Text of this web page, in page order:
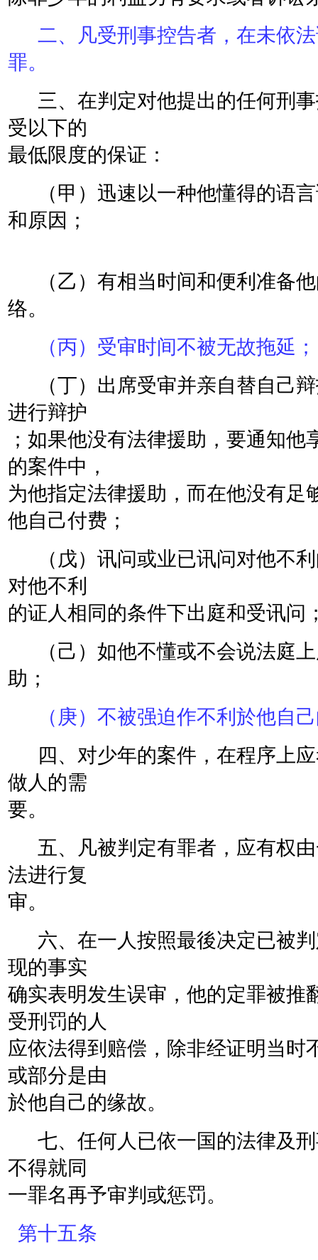
二、凡受刑事控告者，在未依法
罪。
三、在判定对他提出的任何刑事
受以下的
最低限度的保证：
（甲）迅速以一种他懂得的语言
和原因；
（乙）有相当时间和便利准备他
络。
（丙）受审时间不被无故拖延；
（丁）出席受审并亲自替自己辩
进行辩护
；如果他没有法律援助，要通知
的案件中，
为他指定法律援助，而在他没有足
他自己付费；
（戊）讯问或业已讯问对他不利
对他不利
的证人相同的条件下出庭和受讯问
（己）如他不懂或不会说法庭上
助；
（庚）不被强迫作不利於他自己
四、对少年的案件，在程序上应
做人的需
要。
五、凡被判定有罪者，应有权由
法进行复
审。
六、在一人按照最後决定已被判
现的事实
确实表明发生误审，他的定罪被推
受刑罚的人
应依法得到赔偿，除非经证明当时
或部分是由
於他自己的缘故。
七、任何人已依一国的法律及刑
不得就同
一罪名再予审判或惩罚。
第十五条